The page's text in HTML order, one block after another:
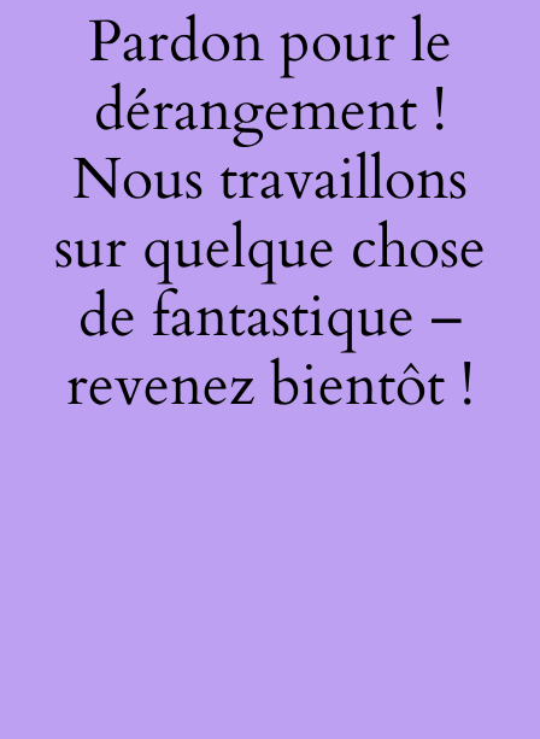
Pardon pour le
dérangement !
Nous travaillons
sur quelque chose
de fantastique –
revenez bientôt !